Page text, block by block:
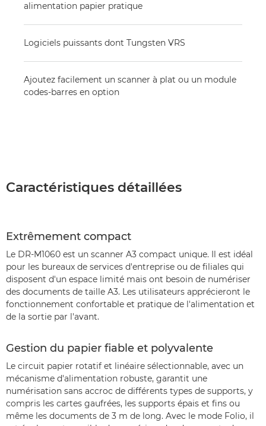
alimentation papier pratique
Logiciels puissants dont Tungsten VRS
Ajoutez facilement un scanner à plat ou un module
codes-barres en option
Caractéristiques détaillées
Extrêmement compact
Le DR-M1060 est un scanner A3 compact unique. Il est idéal
pour les bureaux de services d'entreprise ou de filiales qui
disposent d'un espace limité mais ont besoin de numériser
des documents de taille A3. Les utilisateurs apprécieront le
fonctionnement confortable et pratique de l'alimentation et
de la sortie par l'avant.
Gestion du papier fiable et polyvalente
Le circuit papier rotatif et linéaire sélectionnable, avec un
mécanisme d'alimentation robuste, garantit une
numérisation sans accroc de différents types de supports, y
compris les cartes gaufrées, les supports épais et fins ou
même les documents de 3 m de long. Avec le mode Folio, il